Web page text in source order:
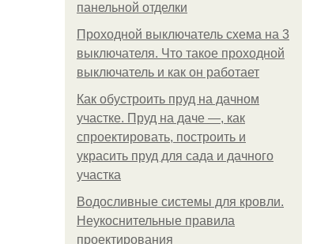
панельной отделки
Проходной выключатель схема на 3
выключателя. Что такое проходной
выключатель и как он работает
Как обустроить пруд на дачном
участке. Пруд на даче —, как
спроектировать, построить и
украсить пруд для сада и дачного
участка
Водосливные системы для кровли.
Неукоснительные правила
проектирования